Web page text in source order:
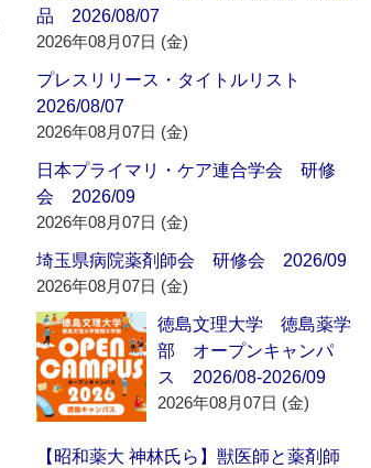
品 2026/08/07
2026年08月07日 (金)
プレスリリース・タイトルリスト
2026/08/07
2026年08月07日 (金)
日本プライマリ・ケア連合学会 研修
会 2026/09
2026年08月07日 (金)
埼玉県病院薬剤師会 研修会 2026/09
2026年08月07日 (金)
徳島文理大学 徳島薬学
部 オープンキャンパ
ス 2026/08-2026/09
2026年08月07日 (金)
【昭和薬大 神林氏ら】獣医師と薬剤師